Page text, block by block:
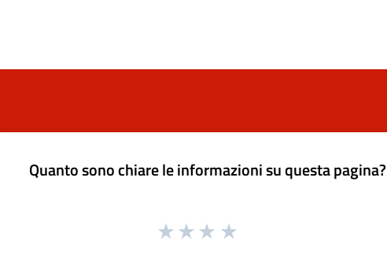
Quanto sono chiare le informazioni su questa pagina?